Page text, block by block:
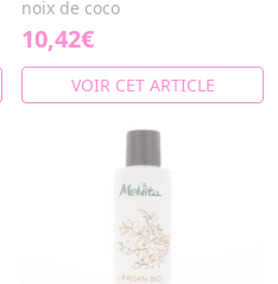
noix de coco
10,42€
VOIR CET ARTICLE